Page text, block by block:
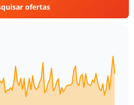
ofertas